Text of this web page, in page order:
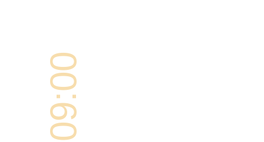
09:00